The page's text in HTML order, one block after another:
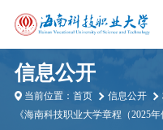
信息公开
当前位置：首页 信息公开
《海南科技职业大学章程（2025